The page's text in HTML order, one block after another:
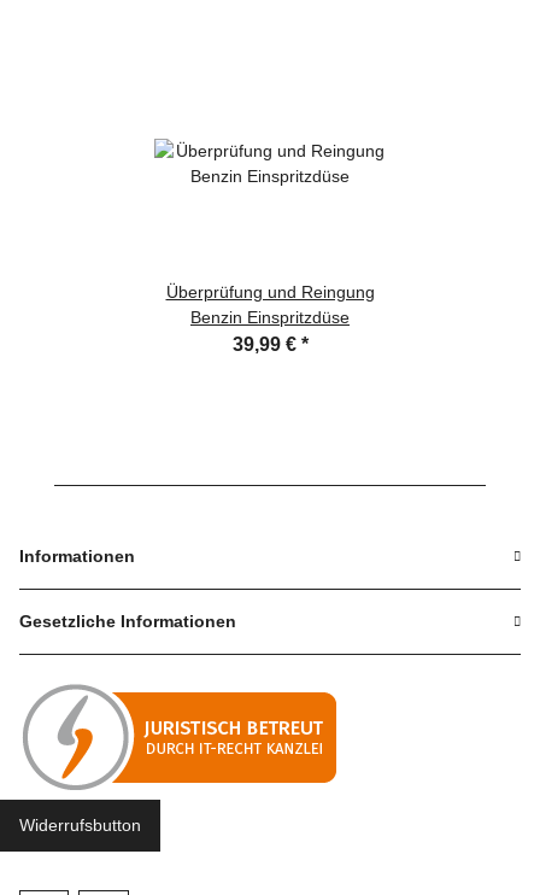
Überprüfung und Reingung
Benzin Einspritzdüse
39,99 € *
Informationen
Gesetzliche Informationen
Widerrufsbutton